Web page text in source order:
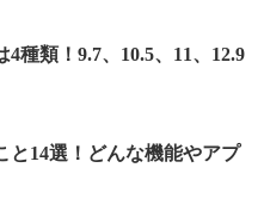
種類！9.7、10.5、11、12.9
と14選！どんな機能やアプ